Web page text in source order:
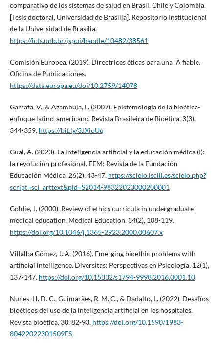
comparativo de los sistemas de salud en Brasil, Chile y Colombia.
[Tesis doctoral, Universidad de Brasilia]. Repositorio Institucional
de la Universidad de Brasilia.
https://icts.unb.br/jspui/handle/10482/38561
Comisión Europea. (2019). Directrices éticas para una IA fiable.
Oficina de Publicaciones.
https://data.europa.eu/doi/10.2759/14078
Garrafa, V., & Azambuja, L. (2007). Epistemología de la bioética-
enfoque latino-americano. Revista Brasileira de Bioética, 3(3),
344-359. https://bit.ly/3JXioUq
Gual, A. (2023). La inteligencia artificial y la educación médica (I):
la revolución profesional. FEM: Revista de la Fundación
Educación Médica, 26(2), 43-47. https://scielo.isciii.es/scielo.php?
script=sci_arttext&pid=S2014-98322023000200001
Goldie, J. (2000). Review of ethics curricula in undergraduate
medical education. Medical Education, 34(2), 108-119.
https://doi.org/10.1046/j.1365-2923.2000.00607.x
Villalba Gómez, J. A. (2016). Emerging bioethic problems with
artificial intelligence. Diversitas: Perspectivas en Psicología, 12(1),
137-147. https://doi.org/10.15332/s1794-9998.2016.0001.10
Nunes, H. D. C., Guimarães, R. M. C., & Dadalto, L. (2022). Desafíos
bioéticos del uso de la inteligencia artificial en los hospitales.
Revista bioética, 30, 82-93. https://doi.org/10.1590/1983-
80422022301509ES